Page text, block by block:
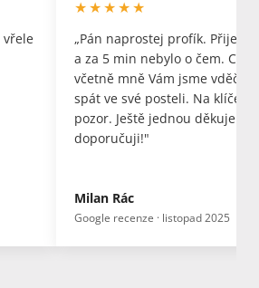
vřele
★★★★★
„Pán naprostej profík. Přijel
a za 5 min nebylo o čem.
včetně mně Vám jsme vděční,
spát ve své posteli. Na klíče
pozor. Ještě jednou děkujeme
doporučuji!"
Milan Rác
Google recenze · listopad 2025